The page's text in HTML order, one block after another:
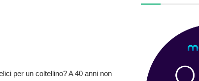
per un coltellino? A 40 anni non